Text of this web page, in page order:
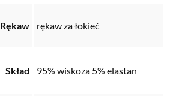
Rękaw rękaw za łokieć
Skład 95% wiskoza 5% elastan